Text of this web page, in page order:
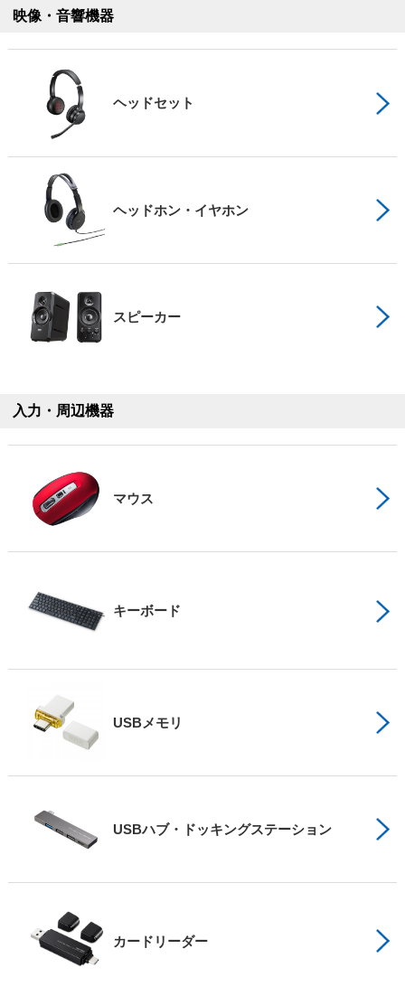
映像・音響機器
ヘッドセット
ヘッドホン・イヤホン
スピーカー
入力・周辺機器
マウス
キーボード
USBメモリ
USBハブ・ドッキングステーション
カードリーダー